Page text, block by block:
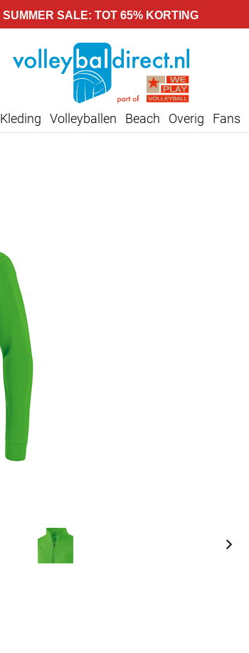
SUMMER SALE: TOT 65% KORTING
Kleding Volleyballen Beach Overig Fans